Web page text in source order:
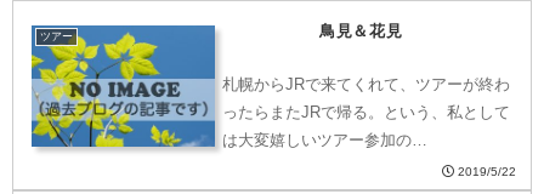
ツアー 鳥見＆花見
札幌からJRで来てくれて、ツアーが終わ
ったらまたJRで帰る。という、私として
は大変嬉しいツアー参加の…
2019/5/22